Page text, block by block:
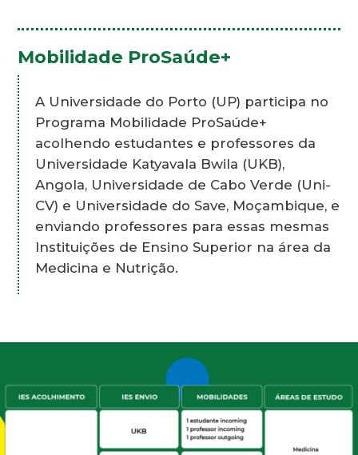
Mobilidade ProSaúde+
A Universidade do Porto (UP) participa no
Programa Mobilidade ProSaúde+
acolhendo estudantes e professores da
Universidade Katyavala Bwila (UKB),
Angola, Universidade de Cabo Verde (Uni-
CV) e Universidade do Save, Moçambique, e
enviando professores para essas mesmas
Instituições de Ensino Superior na área da
Medicina e Nutrição.